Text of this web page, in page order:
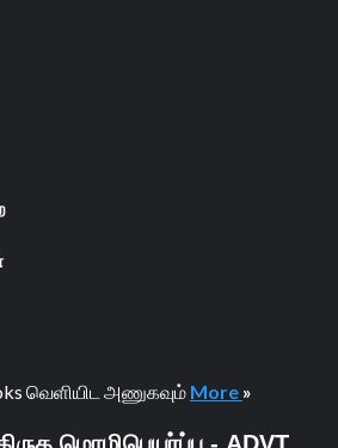
வெளியிட அணுகவும் More »